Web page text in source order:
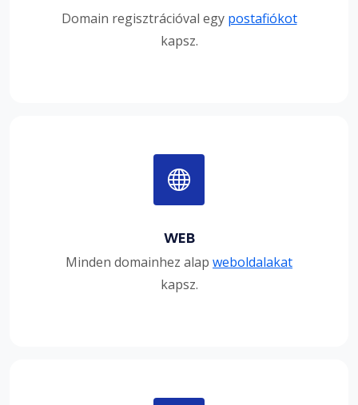
Domain regisztrációval egy postafiókot
kapsz.
WEB
Minden domainhez alap weboldalakat
kapsz.